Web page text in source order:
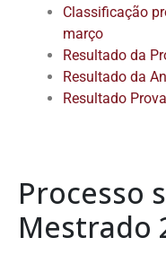
Classificação
março
Resultado da
Resultado da
Resultado
Processo
Mestrado